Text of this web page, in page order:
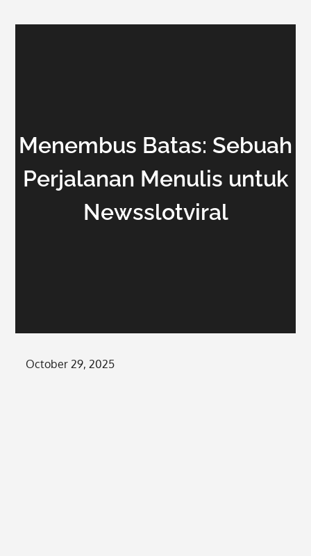
Menembus Batas: Sebuah
Perjalanan Menulis untuk
Newsslotviral
Posted
October 29, 2025